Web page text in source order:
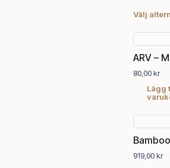
Välj
80,00kr
Lägg
919,00kr